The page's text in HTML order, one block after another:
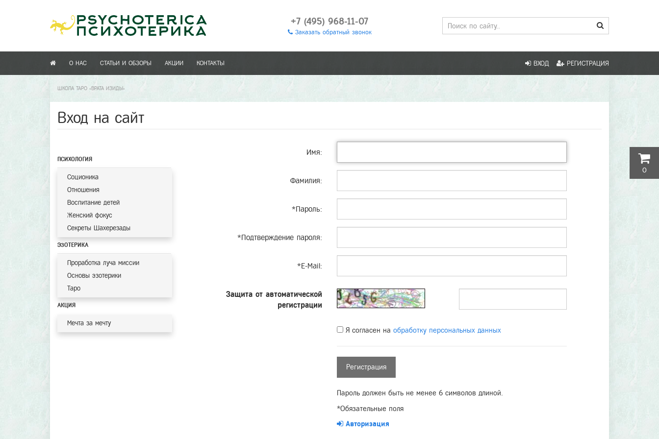
+7 (495) 968-11-07
Заказать обратный звонок
О НАС СТАТЬИ И ОБЗОРЫ АКЦИИ КОНТАКТЫ ВХОД РЕГИСТРАЦИЯ
ШКОЛА ТАРО «ВРАТА ИЗИДЫ»
Вход на сайт
ПСИХОЛОГИЯ
Соционика
Отношения
Воспитание детей
Женский фокус
Секреты Шахерезады
ЭЗОТЕРИКА
Проработка луча миссии
Основы эзотерики
Таро
АКЦИЯ
Мечта за мечту
Имя:
Фамилия:
*Пароль:
*Подтверждение пароля:
*E-Mail:
Защита от автоматической
регистрации
Я согласен на обработку персональных данных
Пароль должен быть не менее 6 символов длиной.
*Обязательные поля
Авторизация
0